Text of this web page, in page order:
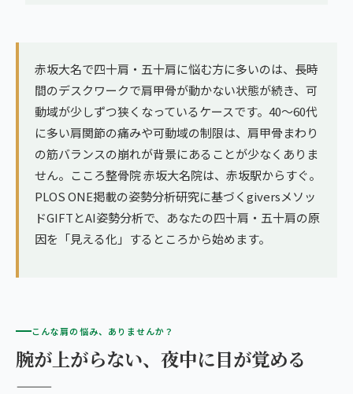
→ エリア一覧（全11エリア）
赤坂大名で四十肩・五十肩に悩む方に多いのは、長時
間のデスクワークで肩甲骨が動かない状態が続き、可
動域が少しずつ狭くなっているケースです。40〜60代
に多い肩関節の痛みや可動域の制限は、肩甲骨まわり
の筋バランスの崩れが背景にあることが少なくありま
せん。こころ整骨院 赤坂大名院は、赤坂駅からすぐ。
PLOS ONE掲載の姿勢分析研究に基づくgiversメソッ
ドGIFTとAI姿勢分析で、あなたの四十肩・五十肩の原
因を「見える化」するところから始めます。
こんな肩の悩み、ありませんか？
腕が上がらない、夜中に目が覚める
——